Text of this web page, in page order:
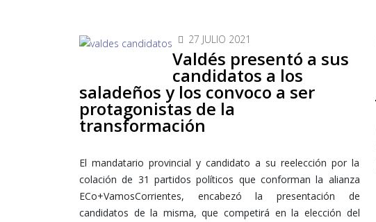
27 JULIO 2021
Valdés presentó a sus
candidatos a los
saladeños y los convoco a ser
protagonistas de la
transformación
El mandatario provincial y candidato a su reelección por la
colación de 31 partidos políticos que conforman la alianza
ECo+VamosCorrientes, encabezó la presentación de
candidatos de la misma, que competirá en la elección del